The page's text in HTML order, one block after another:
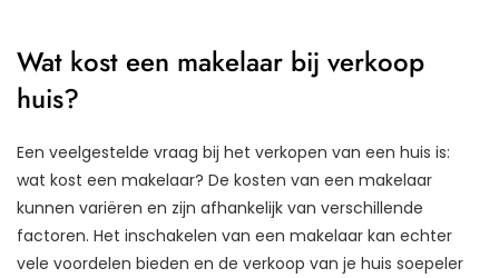
Wat kost een makelaar bij verkoop
huis?
Een veelgestelde vraag bij het verkopen van een huis is:
wat kost een makelaar? De kosten van een makelaar
kunnen variëren en zijn afhankelijk van verschillende
factoren. Het inschakelen van een makelaar kan echter
vele voordelen bieden en de verkoop van je huis soepeler